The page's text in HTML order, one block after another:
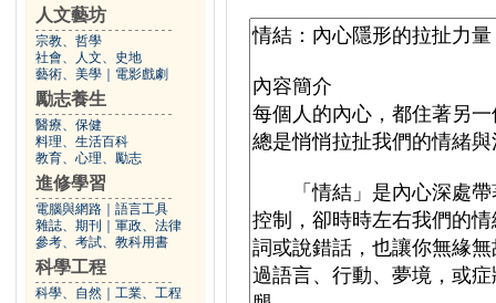
人文藝坊
宗教、哲學
社會、人文、史地
藝術、美學
電影戲劇
勵志養生
醫療、保健
料理、生活百科
教育、心理、勵志
進修學習
電腦與網路
語言工具
雜誌、期刊
軍政、法律
參考、考試、教科用書
科學工程
科學、自然 工業、工程